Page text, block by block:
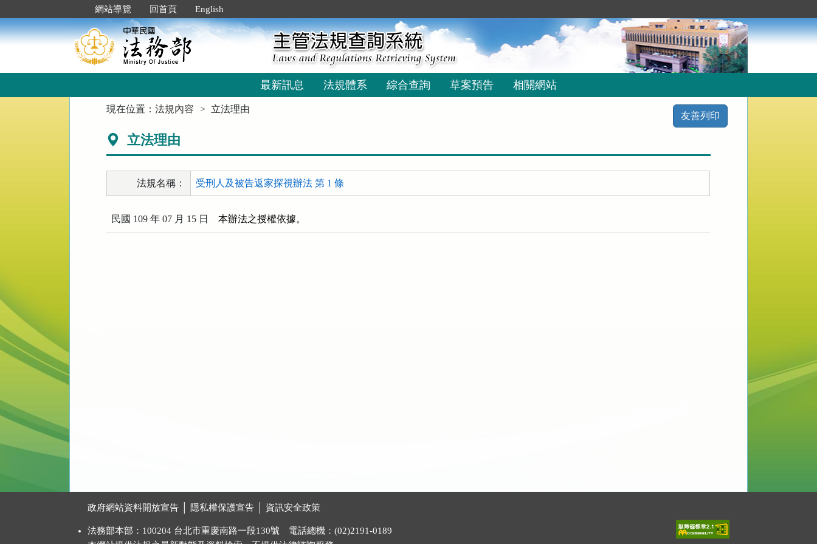
到
主
要
網站導覽 回首頁 English
最新訊息 法規體系 綜合查詢 草案預告 相關網站
現在位置：法規內容 立法理由
友善列印
立法理由
法規名稱： 受刑人及被告返家探視辦法 第 1 條
民國 109 年 07 月 15 日 本辦法之授權依據。
政府網站資料開放宣告 隱私權保護宣告 資訊安全政策
法務部本部：100204 台北市重慶南路一段130號 電話總機：(02)2191-0189